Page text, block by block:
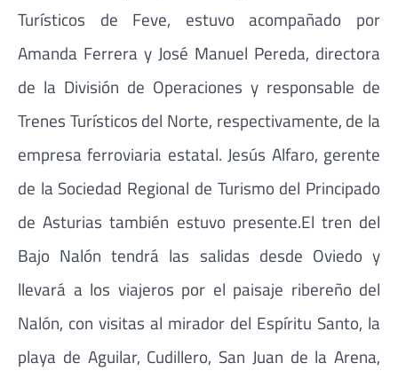
Turísticos de Feve, estuvo acompañado por
Amanda Ferrera y José Manuel Pereda, directora
de la División de Operaciones y responsable de
Trenes Turísticos del Norte, respectivamente, de la
empresa ferroviaria estatal. Jesús Alfaro, gerente
de la Sociedad Regional de Turismo del Principado
de Asturias también estuvo presente.El tren del
Bajo Nalón tendrá las salidas desde Oviedo y
llevará a los viajeros por el paisaje ribereño del
Nalón, con visitas al mirador del Espíritu Santo, la
playa de Aguilar, Cudillero, San Juan de la Arena,